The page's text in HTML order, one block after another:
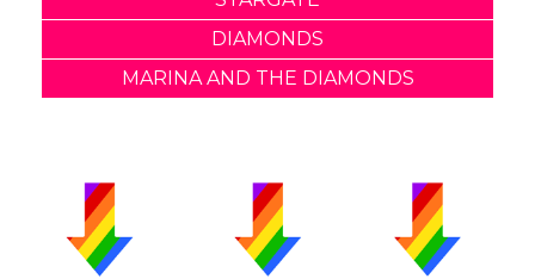
DIAMONDS
MARINA AND THE DIAMONDS